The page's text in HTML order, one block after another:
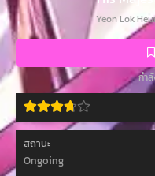
Yeon Lok
กำ
สถานะ
Ongoing